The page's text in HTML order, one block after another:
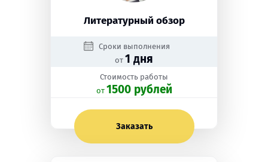
Литературный обзор
Сроки выполнения
от 1 дня
Стоимость работы
oт 1500 рублей
Заказать